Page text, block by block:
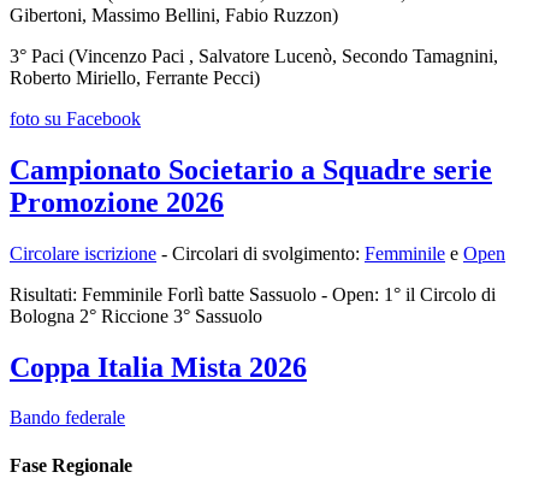
Gibertoni, Massimo Bellini, Fabio Ruzzon)
3° Paci (Vincenzo Paci , Salvatore Lucenò, Secondo Tamagnini,
Roberto Miriello, Ferrante Pecci)
foto su Facebook
Campionato Societario a Squadre serie
Promozione 2026
Circolare iscrizione - Circolari di svolgimento: Femminile e Open
Risultati: Femminile Forlì batte Sassuolo - Open: 1° il Circolo di
Bologna 2° Riccione 3° Sassuolo
Coppa Italia Mista 2026
Bando federale
Fase Regionale